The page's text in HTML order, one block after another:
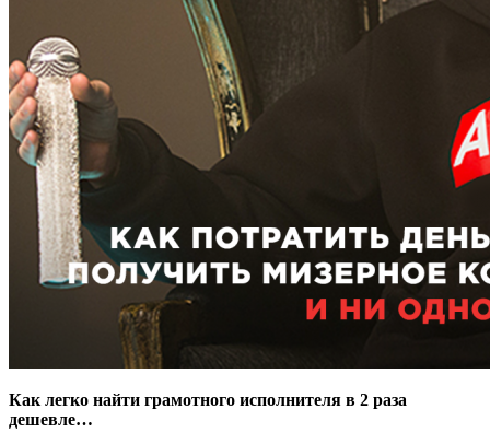
Как легко найти грамотного исполнителя в 2 раза
дешевле…